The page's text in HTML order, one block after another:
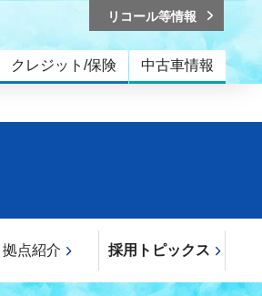
クレジット/保険 中古車情報
リコール等情報
拠点紹介 採用トピックス